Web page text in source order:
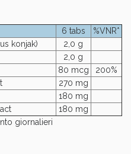
6 tabs
%VNR*
konjak)
2,0 g
2,0 g
80 mcg
200%
270 mg
180 mg
180 mg
giornalieri
di Oggi